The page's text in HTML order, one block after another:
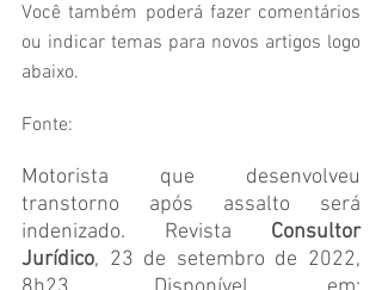
Você também poderá fazer comentários
ou indicar temas para novos artigos logo
abaixo.
Fonte:
Motorista que desenvolveu
transtorno após assalto será
indenizado. Revista Consultor
Jurídico, 23 de setembro de 2022,